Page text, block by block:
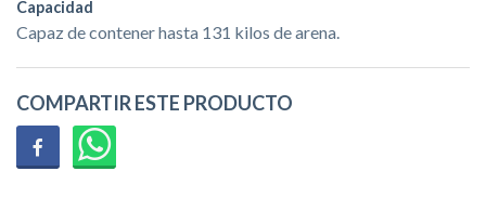
Capacidad
Capaz de contener hasta 131 kilos de arena.
COMPARTIR ESTE PRODUCTO